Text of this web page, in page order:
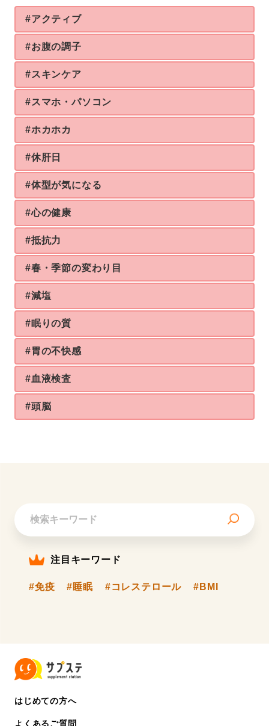
#アクティブ
#お腹の調子
#スキンケア
#スマホ・パソコン
#ホカホカ
#休肝日
#体型が気になる
#心の健康
#抵抗力
#春・季節の変わり目
#減塩
#眠りの質
#胃の不快感
#血液検査
#頭脳
注目キーワード
#免疫 #睡眠 #コレステロール #BMI
はじめての方へ
よくあるご質問